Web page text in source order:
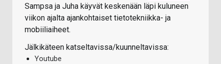
Sampsa ja Juha käyvät keskenään läpi kuluneen
viikon ajalta ajankohtaiset tietotekniikka- ja
mobiiliaiheet.
Jälkikäteen katseltavissa/kuunneltavissa:
Youtube